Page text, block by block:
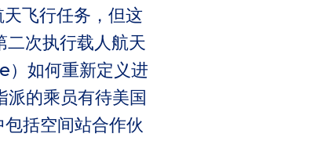
飞行任务，但这
次执行载人航天
）如何重新定义进
派的乘员有待美国
括空间站合作伙